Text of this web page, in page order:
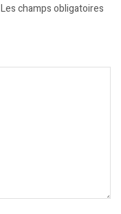
Les champs obligatoires